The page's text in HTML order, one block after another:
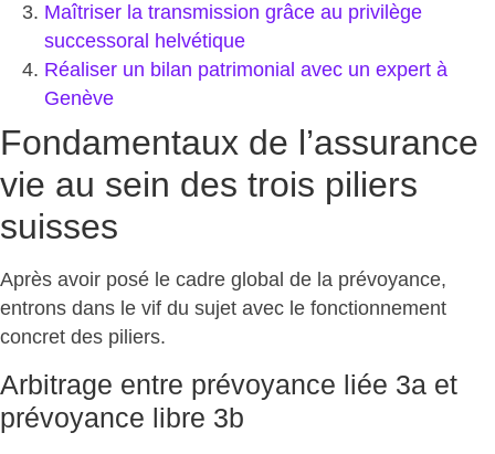
Maîtriser la transmission grâce au privilège
successoral helvétique
Réaliser un bilan patrimonial avec un expert à
Genève
Fondamentaux de l’assurance
vie au sein des trois piliers
suisses
Après avoir posé le cadre global de la prévoyance,
entrons dans le vif du sujet avec le fonctionnement
concret des piliers.
Arbitrage entre prévoyance liée 3a et
prévoyance libre 3b